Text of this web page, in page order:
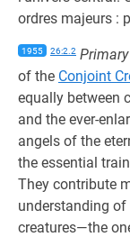
ordres majeurs :
1955 26:2.2
of the Conjoint
equally between
and the ever-
angels of the
the essential
They contribute
understanding of
creatures—the